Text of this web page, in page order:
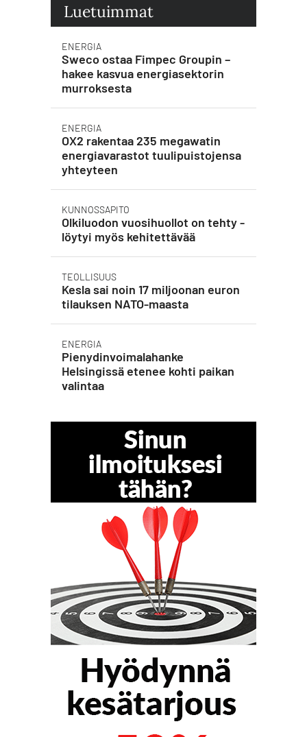
Luetuimmat
ENERGIA
Sweco ostaa Fimpec Groupin –
hakee kasvua energiasektorin
murroksesta
ENERGIA
OX2 rakentaa 235 megawatin
energiavarastot tuulipuistojensa
yhteyteen
KUNNOSSAPITO
Olkiluodon vuosihuollot on tehty -
löytyi myös kehitettävää
TEOLLISUUS
Kesla sai noin 17 miljoonan euron
tilauksen NATO-maasta
ENERGIA
Pienydinvoimalahanke
Helsingissä etenee kohti paikan
valintaa